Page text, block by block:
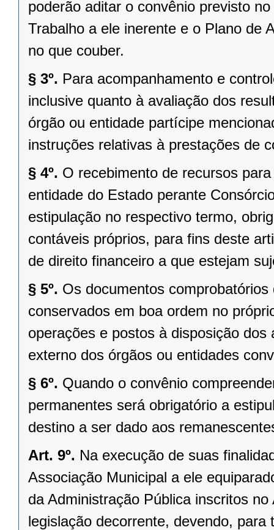
poderão aditar o convênio previsto
Trabalho a ele inerente e o Plano de
no que couber.
§ 3º. Para acompanhamento e
inclusive quanto à avaliação dos
órgão ou entidade partícipe
instruções relativas à prestações de
§ 4º. O recebimento de recursos
entidade do Estado perante
estipulação no respectivo termo,
contáveis próprios, para fins deste
de direito financeiro a que estejam
§ 5º. Os documentos
conservados em boa ordem no
operações e postos à disposição
externo dos órgãos ou entidades
§ 6º. Quando o convênio
permanentes será obrigatório a
destino a ser dado aos
Art. 9º. Na execução de suas
Associação Municipal a ele
da Administração Pública inscritos
legislação decorrente, devendo,